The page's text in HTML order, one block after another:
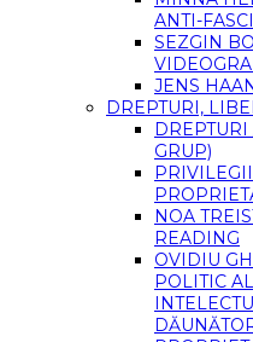
ANTI-
SEZGIN
JENS
DREPTURI,
GRUP)
NOA
READING
OVIDIU
POLITIC